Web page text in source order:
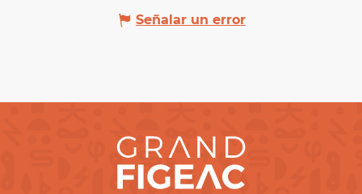
Señalar un error